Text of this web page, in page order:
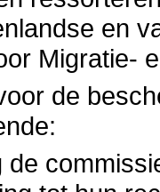
en
Migratie-
de
de